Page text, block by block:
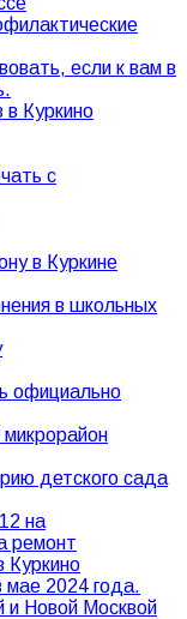
если к вам в
в Куркино
с
в Куркине
в школьных
официально
микрорайон
детского сада
на
ремонт
Куркино
2024 года.
и Новой Москвой